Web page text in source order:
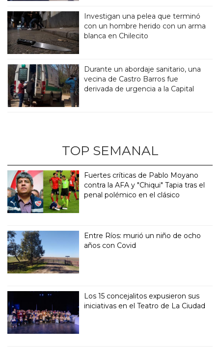
Investigan una pelea que terminó
con un hombre herido con un arma
blanca en Chilecito
Durante un abordaje sanitario, una
vecina de Castro Barros fue
derivada de urgencia a la Capital
TOP SEMANAL
Fuertes críticas de Pablo Moyano
contra la AFA y "Chiqui" Tapia tras el
penal polémico en el clásico
Entre Ríos: murió un niño de ocho
años con Covid
Los 15 concejalitos expusieron sus
iniciativas en el Teatro de La Ciudad